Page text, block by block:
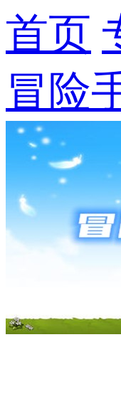
首页
冒险